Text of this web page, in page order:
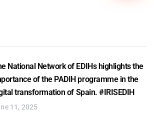
National Network of EDIHs highlights the
of the PADIH programme in the
transformation of Spain. #IRISEDIH
11, 2025